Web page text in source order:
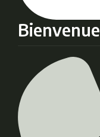
Bienvenue